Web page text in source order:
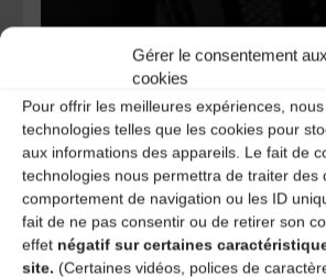
Gérer le consentement aux
cookies
Pour offrir les meilleures expériences,
technologies telles que les cookies pour
aux informations des appareils. Le fait de
technologies nous permettra de traiter des
comportement de navigation ou les ID
fait de ne pas consentir ou de retirer son
effet négatif sur certaines
site. (Certaines vidéos, polices de
Etienne Civiale
Pour aller plus loin et écouter d’autres
chanteurs (ou chanteuses) du canton
cliquezici